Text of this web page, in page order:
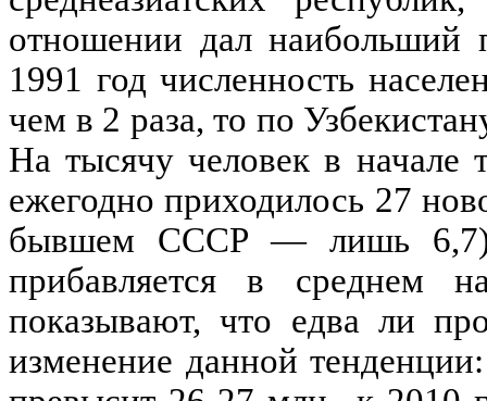
отношении дал наибольший
1991 год численность
чем в 2 раза, то по
На тысячу человек в начале
ежегодно приходилось 27
бывшем СССР — лишь 6,7).
прибавляется в среднем
показывают, что едва ли
изменение данной